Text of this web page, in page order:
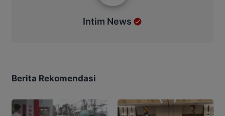
Intim News
Berita Rekomendasi